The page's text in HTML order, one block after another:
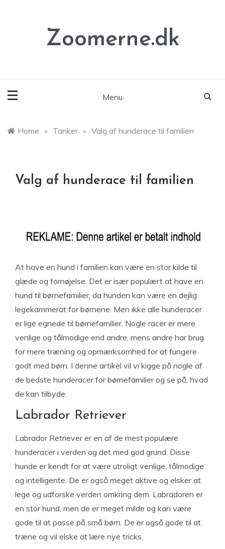
Zoomerne.dk
Menu
Home » Tanker » Valg af hunderace til familien
Valg af hunderace til familien
At have en hund i familien kan være en stor kilde til
glæde og fornøjelse. Det er især populært at have en
hund til børnefamilier, da hunden kan være en dejlig
legekammerat for børnene. Men ikke alle hunderacer
er lige egnede til børnefamilier. Nogle racer er mere
venlige og tålmodige end andre, mens andre har brug
for mere træning og opmærksomhed for at fungere
godt med børn. I denne artikel vil vi kigge på nogle af
de bedste hunderacer for børnefamilier og se på, hvad
de kan tilbyde.
Labrador Retriever
Labrador Retriever er en af de mest populære
hunderacer i verden og det med god grund. Disse
hunde er kendt for at være utroligt venlige, tålmodige
og intelligente. De er også meget aktive og elsker at
lege og udforske verden omkring dem. Labradoren er
en stor hund, men de er meget milde og kan være
gode til at passe på små børn. De er også gode til at
træne og vil elske at lære nye tricks.